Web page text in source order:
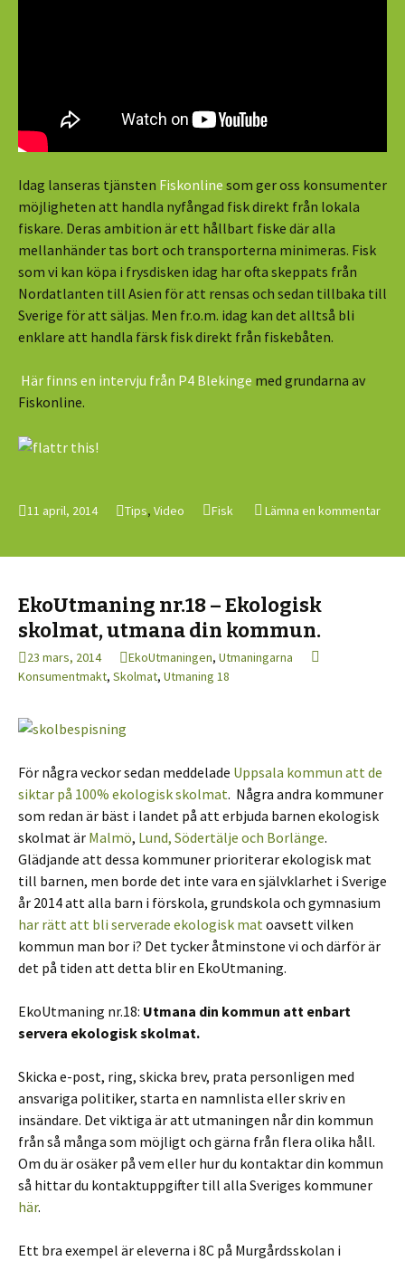
Idag lanseras tjänsten Fiskonline som ger oss konsumenter
möjligheten att handla nyfångad fisk direkt från lokala
fiskare. Deras ambition är ett hållbart fiske där alla
mellanhänder tas bort och transporterna minimeras. Fisk
som vi kan köpa i frysdisken idag har ofta skeppats från
Nordatlanten till Asien för att rensas och sedan tillbaka till
Sverige för att säljas. Men fr.o.m. idag kan det alltså bli
enklare att handla färsk fisk direkt från fiskebåten.
Här finns en intervju från P4 Blekinge med grundarna av
Fiskonline.
11 april, 2014 Tips, Video Fisk Lämna en kommentar
EkoUtmaning nr.18 – Ekologisk
skolmat, utmana din kommun.
23 mars, 2014 EkoUtmaningen, Utmaningarna
Konsumentmakt, Skolmat, Utmaning 18
För några veckor sedan meddelade Uppsala kommun att de
siktar på 100% ekologisk skolmat. Några andra kommuner
som redan är bäst i landet på att erbjuda barnen ekologisk
skolmat är Malmö, Lund, Södertälje och Borlänge.
Glädjande att dessa kommuner prioriterar ekologisk mat
till barnen, men borde det inte vara en självklarhet i Sverige
år 2014 att alla barn i förskola, grundskola och gymnasium
har rätt att bli serverade ekologisk matoavsett vilken
kommun man bor i? Det tycker åtminstone vi och därför är
det på tiden att detta blir en EkoUtmaning.
EkoUtmaning nr.18: Utmana din kommun att enbart
servera ekologisk skolmat.
Skicka e-post, ring, skicka brev, prata personligen med
ansvariga politiker, starta en namnlista eller skriv en
insändare. Det viktiga är att utmaningen når din kommun
från så många som möjligt och gärna från flera olika håll.
Om du är osäker på vem eller hur du kontaktar din kommun
så hittar du kontaktuppgifter till alla Sveriges kommuner
här.
Ett bra exempel är eleverna i 8C på Murgårdsskolan i